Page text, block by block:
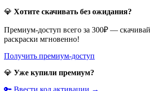
💎 Хотите скачивать без ожидания?
Премиум-доступ всего за 300₽ —
раскраски мгновенно!
Получить премиум-доступ
💎 Уже купили премиум?